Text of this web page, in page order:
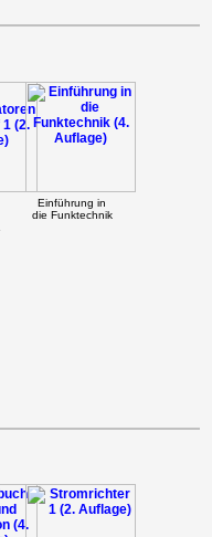
Einführung in
die Funktechnik